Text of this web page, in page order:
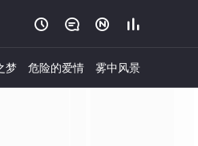
   
梦 危险的爱情 雾中风景